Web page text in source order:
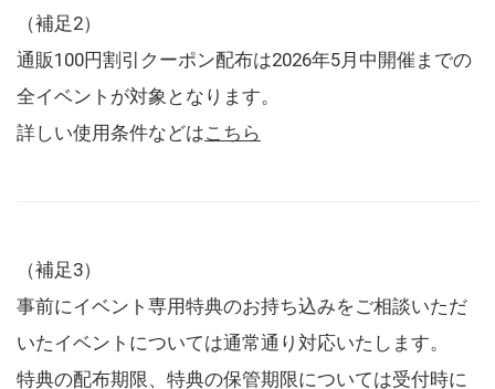
（補足2）
通販100円割引クーポン配布は2026年5月中開催までの
全イベントが対象となります。
詳しい使用条件などはこちら
（補足3）
事前にイベント専用特典のお持ち込みをご相談いただ
いたイベントについては通常通り対応いたします。
特典の配布期限、特典の保管期限については受付時に